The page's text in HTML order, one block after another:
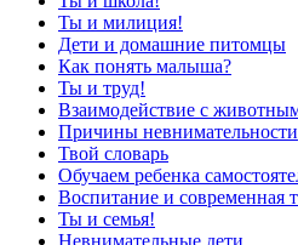
Ты и милиция!
Дети и домашние питомцы
Как понять малыша?
Ты и труд!
Взаимодействие с
Причины невнимательности
Твой словарь
Обучаем ребенка
Воспитание и современная
Ты и семья!